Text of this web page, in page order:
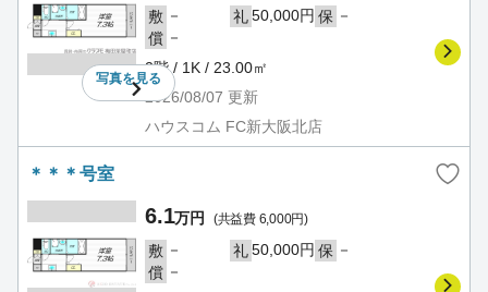
写真を見る
敷 － 礼50,000円 保 －
償 －
2階 / 1K / 23.00㎡
2026/08/07 更新
ハウスコム FC新大阪北店
＊＊＊号室
6.1万円 (共益費 6,000円)
敷 － 礼50,000円 保 －
償 －